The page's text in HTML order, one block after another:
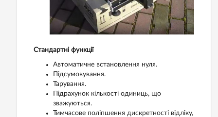
Стандартні функції
Автоматичне встановлення нуля.
Підсумовування.
Тарування.
Підрахунок кількості одиниць, що
зважуються.
Тимчасове поліпшення дискретності відліку,